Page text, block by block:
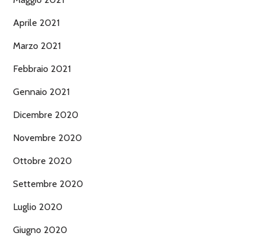
Aprile 2021
Marzo 2021
Febbraio 2021
Gennaio 2021
Dicembre 2020
Novembre 2020
Ottobre 2020
Settembre 2020
Luglio 2020
Giugno 2020